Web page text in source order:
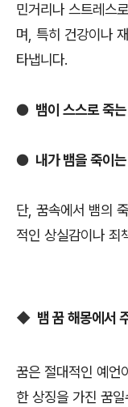
민거리나 스트레스
며, 특히 건강이나
타냅니다.
● 뱀이 스스로 죽
● 내가 뱀을 죽이
단, 꿈속에서 뱀의
적인 상실감이나 죄
◆ 뱀 꿈 해몽에서
꿈은 절대적인 예언
한 상징을 가진 꿈